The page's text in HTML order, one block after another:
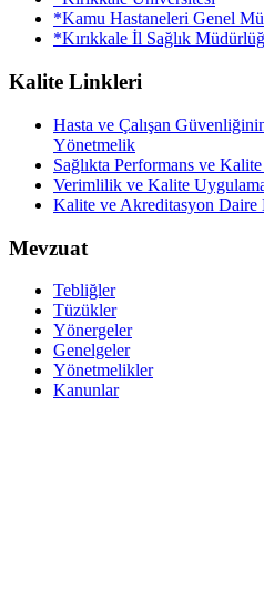
*Kamu Hastaneleri Genel
*Kırıkkale İl Sağlık
Kalite Linkleri
Hasta ve Çalışan
Yönetmelik
Sağlıkta Performans ve
Verimlilik ve Kalite
Kalite ve Akreditasyon Daire
Mevzuat
Tebliğler
Tüzükler
Yönergeler
Genelgeler
Yönetmelikler
Kanunlar